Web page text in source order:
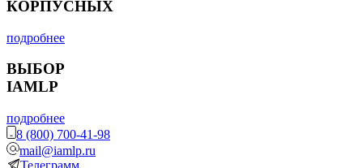
КОРПУСНЫХ
подробнее
ВЫБОР
IAMLP
подробнее
8 (800) 700-41-98
mail@iamlp.ru
Телеграмм